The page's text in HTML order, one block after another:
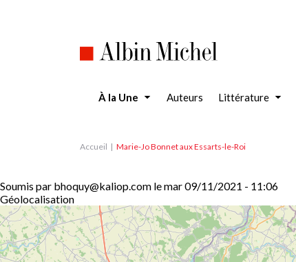
À la Une Auteurs Littérature
Accueil Marie-Jo Bonnet aux Essarts-le-Roi
Soumis par bhoquy@kaliop.com lemar 09/11/2021 - 11:06
Géolocalisation